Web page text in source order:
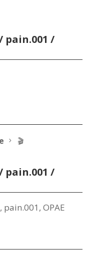
pain.001 /
5 🎬
pain.001 /
OPAE